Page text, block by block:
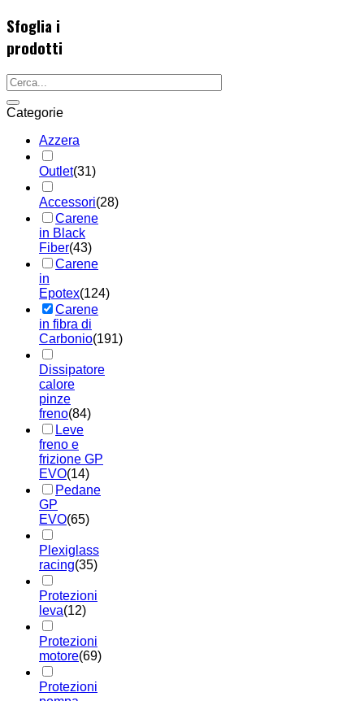
Sfoglia i
prodotti
Categorie
Azzera
Outlet(31)
Accessori(28)
Carene
in Black
Fiber(43)
Carene
in
Epotex(124)
Carene
in fibra di
Carbonio(191)
Dissipatore
calore
pinze
freno(84)
Leve
freno e
frizione GP
EVO(14)
Pedane
GP
EVO(65)
Plexiglass
racing(35)
Protezioni
leva(12)
Protezioni
motore(69)
Protezioni